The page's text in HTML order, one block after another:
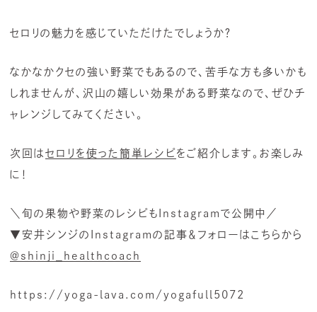
セロリの魅力を感じていただけたでしょうか？
なかなかクセの強い野菜でもあるので、苦手な方も多いかも
しれませんが、沢山の嬉しい効果がある野菜なので、ぜひチ
ャレンジしてみてください。
次回は セロリを使った簡単レシピをご紹介します。お楽しみ
に！
＼旬の果物や野菜のレシピもInstagramで公開中／
▼安井シンジのInstagramの記事＆フォローはこちらから
＠shinji_healthcoach
https://yoga-lava.com/yogafull5072